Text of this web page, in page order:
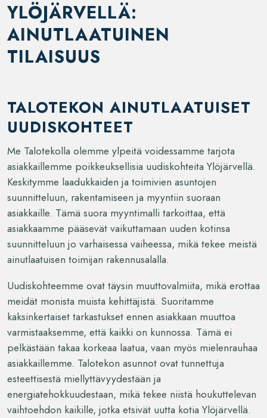
YLÖJÄRVELLÄ:
AINUTLAATUINEN
TILAISUUS
TALOTEKON AINUTLAATUISET
UUDISKOHTEET
Me Talotekolla olemme ylpeitä voidessamme tarjota
asiakkaillemme poikkeuksellisia uudiskohteita Ylöjärvellä.
Keskitymme laadukkaiden ja toimivien asuntojen
suunnitteluun, rakentamiseen ja myyntiin suoraan
asiakkaille. Tämä suora myyntimalli tarkoittaa, että
asiakkaamme pääsevät vaikuttamaan uuden kotinsa
suunnitteluun jo varhaisessa vaiheessa, mikä tekee meistä
ainutlaatuisen toimijan rakennusalalla.
Uudiskohteemme ovat täysin muuttovalmiita, mikä erottaa
meidät monista muista kehittäjistä. Suoritamme
kaksinkertaiset tarkastukset ennen asiakkaan muuttoa
varmistaaksemme, että kaikki on kunnossa. Tämä ei
pelkästään takaa korkeaa laatua, vaan myös mielenrauhaa
asiakkaillemme. Talotekon asunnot ovat tunnettuja
esteettisestä miellyttävyydestään ja
energiatehokkuudestaan, mikä tekee niistä houkuttelevan
vaihtoehdon kaikille, jotka etsivät uutta kotia Ylöjärvellä.